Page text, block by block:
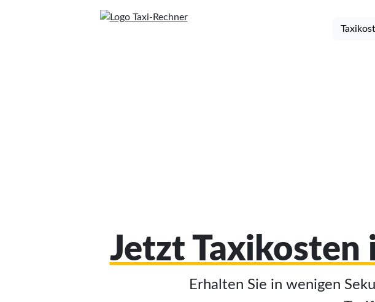
Jetzt Taxikosten
Erhalten Sie in wenigen